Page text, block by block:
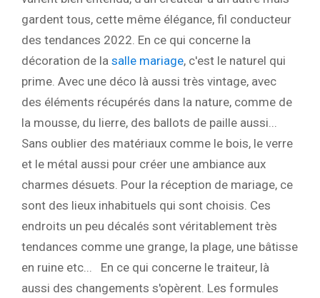
gardent tous, cette même élégance, fil conducteur
des tendances 2022. En ce qui concerne la
décoration de la salle mariage, c'est le naturel qui
prime. Avec une déco là aussi très vintage, avec
des éléments récupérés dans la nature, comme de
la mousse, du lierre, des ballots de paille aussi...
Sans oublier des matériaux comme le bois, le verre
et le métal aussi pour créer une ambiance aux
charmes désuets. Pour la réception de mariage, ce
sont des lieux inhabituels qui sont choisis. Ces
endroits un peu décalés sont véritablement très
tendances comme une grange, la plage, une bâtisse
en ruine etc... En ce qui concerne le traiteur, là
aussi des changements s'opèrent. Les formules